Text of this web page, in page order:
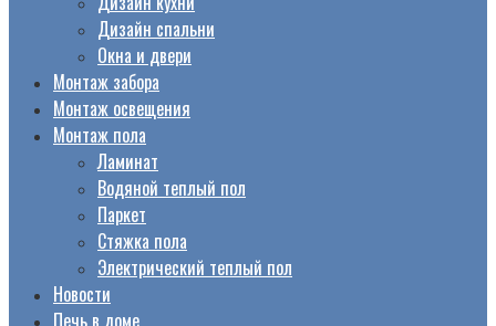
Дизайн спальни
Окна и двери
Монтаж забора
Монтаж освещения
Монтаж пола
Ламинат
Водяной теплый пол
Паркет
Стяжка пола
Электрический теплый пол
Новости
Печь в доме